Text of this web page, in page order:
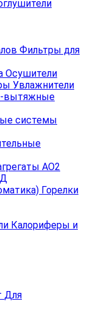
Фильтры для
Осушители
Увлажнители
вытяжные
системы
АО2
Горелки
Калориферы и
Для